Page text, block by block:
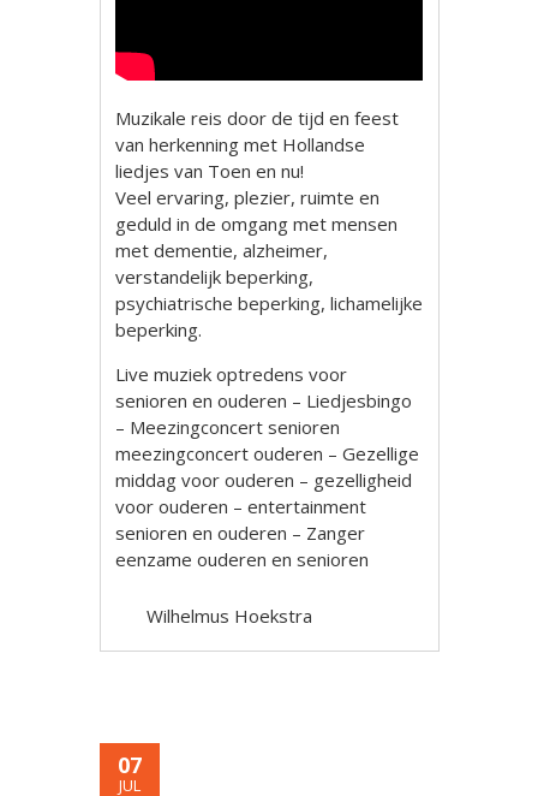
Muzikale reis door de tijd en feest
van herkenning met Hollandse
liedjes van Toen en nu!
Veel ervaring, plezier, ruimte en
geduld in de omgang met mensen
met dementie, alzheimer,
verstandelijk beperking,
psychiatrische beperking, lichamelijke
beperking.
Live muziek optredens voor
senioren en ouderen – Liedjesbingo
– Meezingconcert senioren
meezingconcert ouderen – Gezellige
middag voor ouderen – gezelligheid
voor ouderen – entertainment
senioren en ouderen – Zanger
eenzame ouderen en senioren
Wilhelmus Hoekstra
07
JUL